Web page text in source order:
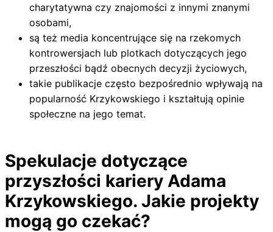
charytatywna czy znajomości z innymi znanymi
osobami,
są też media koncentrujące się na rzekomych
kontrowersjach lub plotkach dotyczących jego
przeszłości bądź obecnych decyzji życiowych,
takie publikacje często bezpośrednio wpływają na
popularność Krzykowskiego i kształtują opinie
społeczne na jego temat.
Spekulacje dotyczące
przyszłości kariery Adama
Krzykowskiego. Jakie projekty
mogą go czekać?